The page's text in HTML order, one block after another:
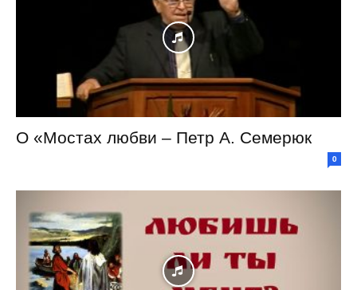
О «Мостах любви – Петр А. Семерюк
0